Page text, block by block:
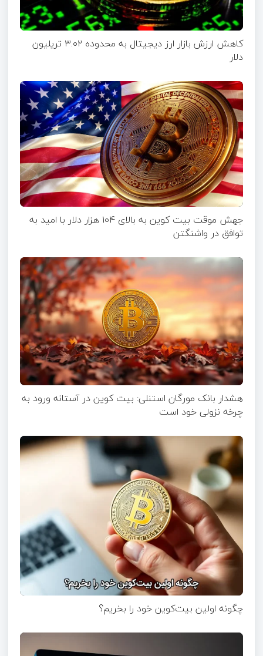
کاهش ارزش بازار ارز دیجیتال به محدوده ۳.۰۲ تریلیون
دلار
جهش موقت بیت‌ کوین به بالای ۱۰۴ هزار دلار با امید به
توافق در واشنگتن
هشدار بانک مورگان استنلی: بیت کوین در آستانه ورود به
چرخه نزولی خود است
چگونه اولین بیت‌کوین خود را بخریم؟